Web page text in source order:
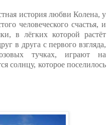
история любви Колена, у
человеческого счастья, и
в лёгких которой растёт
в друга с первого взгляда,
тучках, играют на
солнцу, которое поселилось